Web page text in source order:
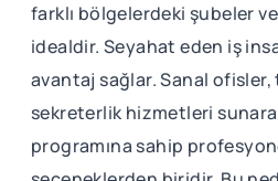
farklı bölgelerdeki şubeler
idealdir. Seyahat eden iş
avantaj sağlar. Sanal ofisler,
sekreterlik hizmetleri
programına sahip